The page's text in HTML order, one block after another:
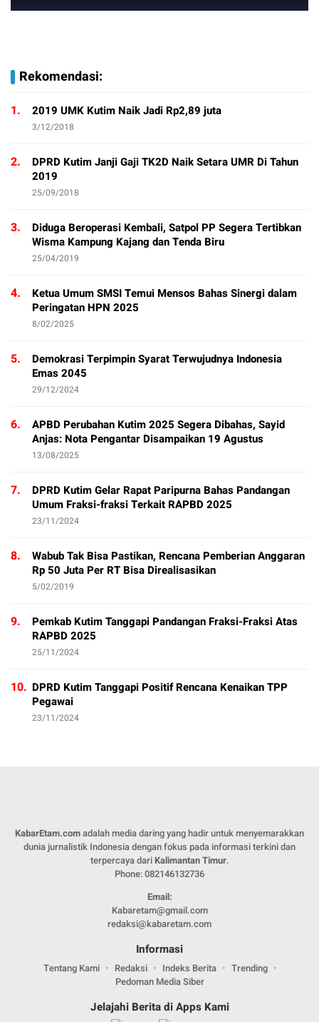
Rekomendasi:
1. 2019 UMK Kutim Naik Jadi Rp2,89 juta
3/12/2018
2.
DPRD Kutim Janji Gaji TK2D Naik Setara UMR Di Tahun
2019
25/09/2018
3.
Diduga Beroperasi Kembali, Satpol PP Segera Tertibkan
Wisma Kampung Kajang dan Tenda Biru
25/04/2019
4.
Ketua Umum SMSI Temui Mensos Bahas Sinergi dalam
Peringatan HPN 2025
8/02/2025
5.
Demokrasi Terpimpin Syarat Terwujudnya Indonesia
Emas 2045
29/12/2024
6.
APBD Perubahan Kutim 2025 Segera Dibahas, Sayid
Anjas: Nota Pengantar Disampaikan 19 Agustus
13/08/2025
7.
DPRD Kutim Gelar Rapat Paripurna Bahas Pandangan
Umum Fraksi-fraksi Terkait RAPBD 2025
23/11/2024
8.
Wabub Tak Bisa Pastikan, Rencana Pemberian Anggaran
Rp 50 Juta Per RT Bisa Direalisasikan
5/02/2019
9.
Pemkab Kutim Tanggapi Pandangan Fraksi-Fraksi Atas
RAPBD 2025
25/11/2024
10. DPRD Kutim Tanggapi Positif Rencana Kenaikan TPP
Pegawai
23/11/2024
KabarEtam.comadalah media daring yang hadir untuk menyemarakkan
dunia jurnalistik Indonesia dengan fokus pada informasi terkini dan
terpercaya dariKalimantan Timur.
Phone: 082146132736
Email:
Kabaretam@gmail.com
redaksi@kabaretam.com
Informasi
Tentang Kami Redaksi Indeks Berita
Trending
Pedoman Media Siber
Jelajahi Berita di Apps Kami